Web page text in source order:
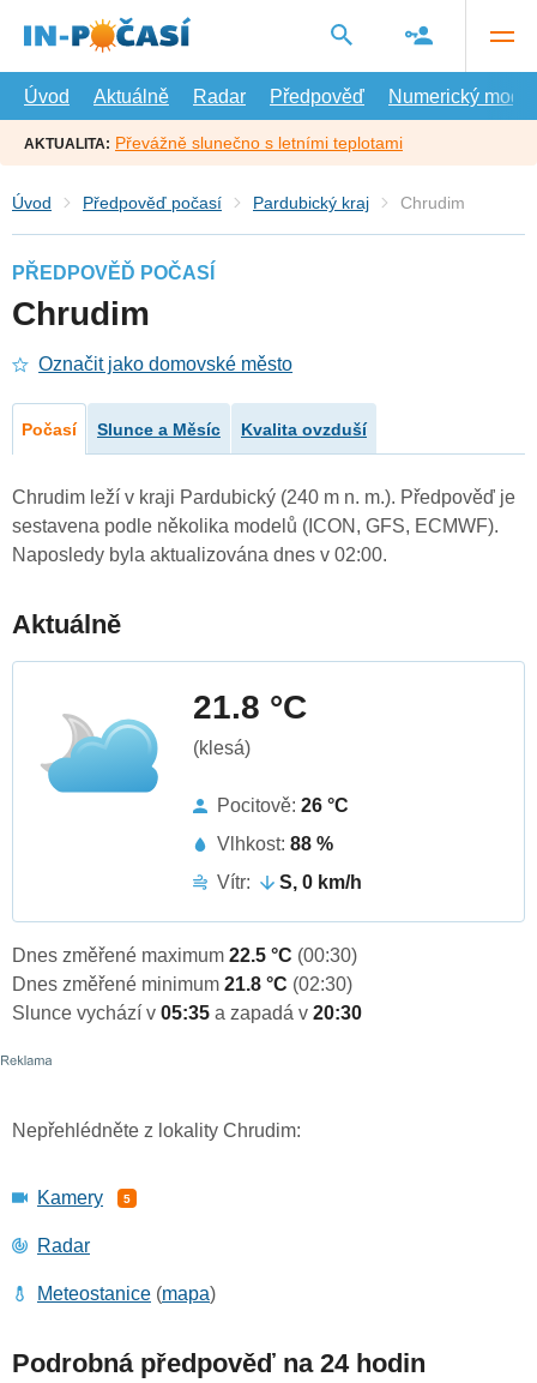
hlavní
Úvod
Aktuálně Radar Předpověď Numerický model
AKTUALITA: Převážně slunečno s letními teplotami
Úvod Předpověď počasí Pardubický kraj Chrudim
PŘEDPOVĚĎ POČASÍ
Chrudim
Označit jako domovské město
Počasí Slunce a Měsíc Kvalita ovzduší
Chrudim leží v kraji Pardubický (240 m n. m.). Předpověď je
sestavena podle několika modelů (ICON, GFS, ECMWF).
Naposledy byla aktualizována dnes v 02:00.
Aktuálně
21.8 °C
(klesá)
Pocitově: 26 °C
Vlhkost: 88 %
Vítr:
S, 0 km/h
Dnes změřené maximum 22.5 °C (00:30)
Dnes změřené minimum 21.8 °C (02:30)
Slunce vychází v 05:35 a zapadá v 20:30
Nepřehlédněte z lokality Chrudim:
Kamery 5
Radar
Meteostanice (mapa)
Podrobná předpověď na 24 hodin